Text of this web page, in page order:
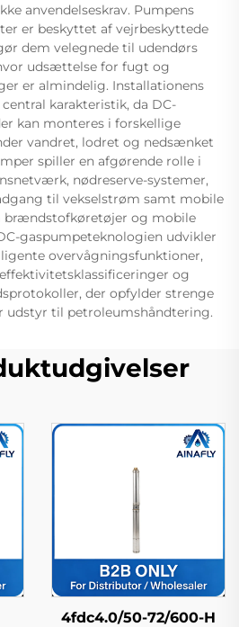
anvendelseskrav. Pumpens
er beskyttet af vejrbeskyttede
dem velegnede til udendørs
udsættelse for fugt og
er almindelig. Installationens
karakteristik, da DC-
kan monteres i forskellige
vandret, lodret og nedsænket
spiller en afgørende rolle i
nødreserve-systemer,
til vekselstrøm samt mobile
brændstofkøretøjer og mobile
gaspumpeteknologien udvikler
overvågningsfunktioner,
og
der opfylder strenge
udstyr til petroleumshåndtering.
4fdc4.0/50-72/600-H